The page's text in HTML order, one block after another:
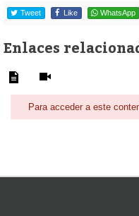
Tweet Like WhatsApp
Enlaces
Para acceder a este